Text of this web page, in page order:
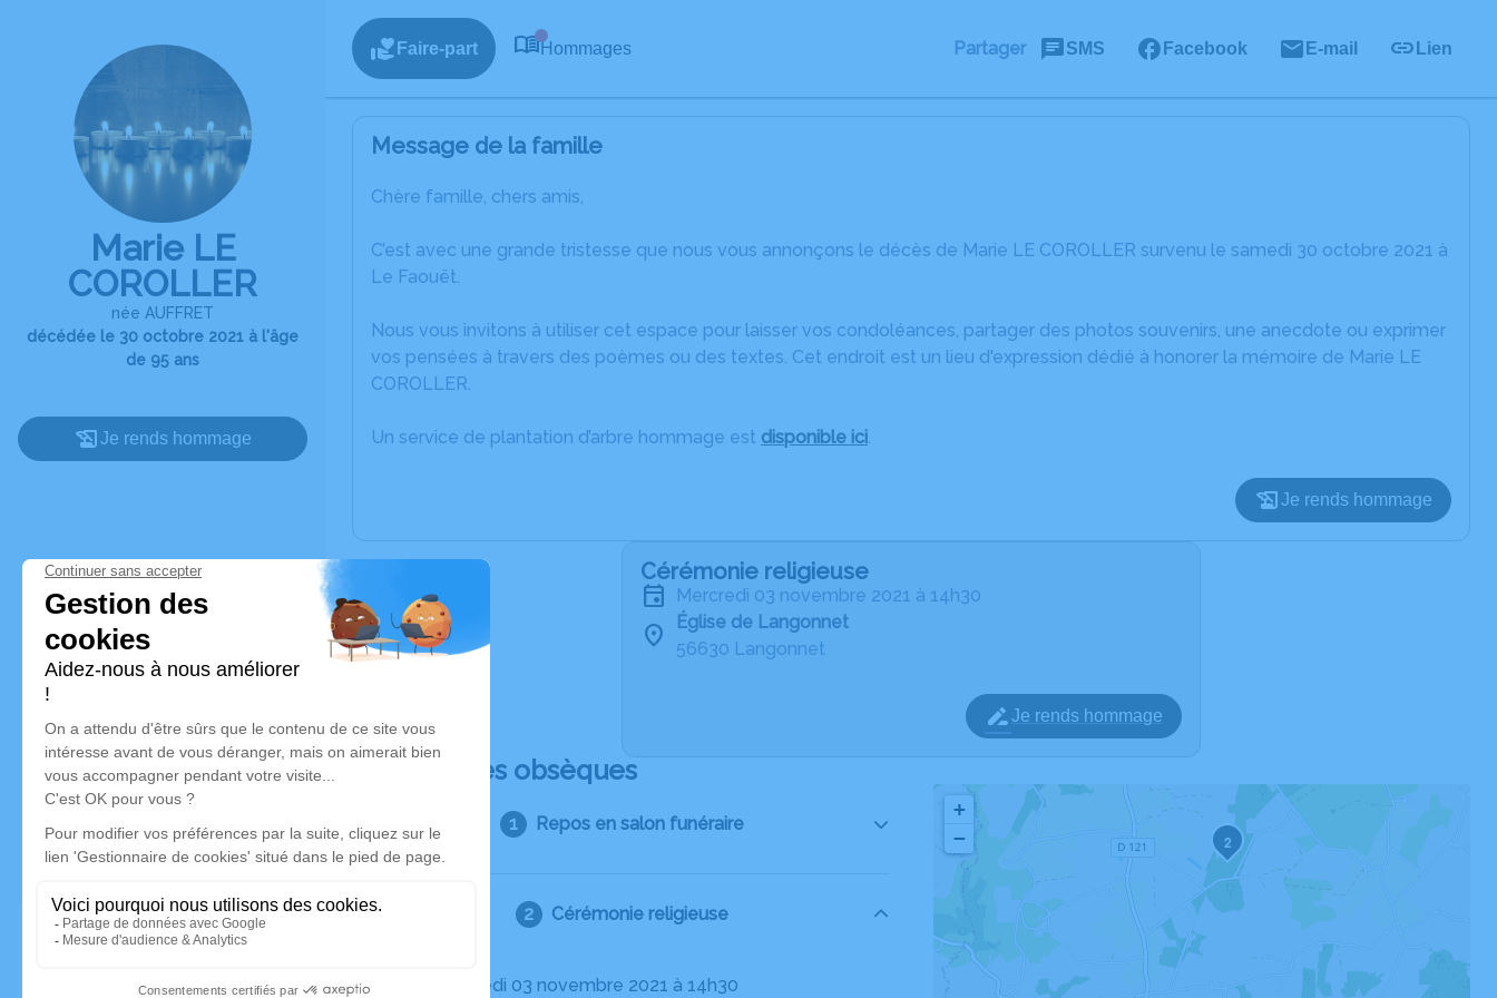
Marie LE
COROLLER
née AUFFRET
décédée le 30 octobre 2021 à l'âge
de 95 ans
Je rends hommage
Faire-part Hommages Partager SMS Facebook E-mail Lien
Message de la famille
Chère famille, chers amis,
C’est avec une grande tristesse que nous vous annonçons le décès de Marie LE COROLLER survenu le samedi 30 octobre 2021 à
Le Faouët.
Nous vous invitons à utiliser cet espace pour laisser vos condoléances, partager des photos souvenirs, une anecdote ou exprimer
vos pensées à travers des poèmes ou des textes. Cet endroit est un lieu d'expression dédié à honorer la mémoire de Marie LE
COROLLER.
Un service de plantation d’arbre hommage est disponible ici.
Je rends hommage
Cérémonie religieuse
mercredi 03 novembre 2021 à 14h30
Église de Langonnet
56630 Langonnet
Je rends hommage
Déroulé des obsèques
Repos en salon funéraire
Cérémonie religieuse
Le mercredi 03 novembre 2021 à 14h30
2
+
−